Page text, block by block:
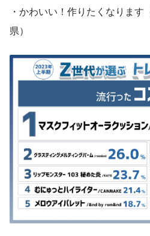
・かわいい！作りたくなりま
県）